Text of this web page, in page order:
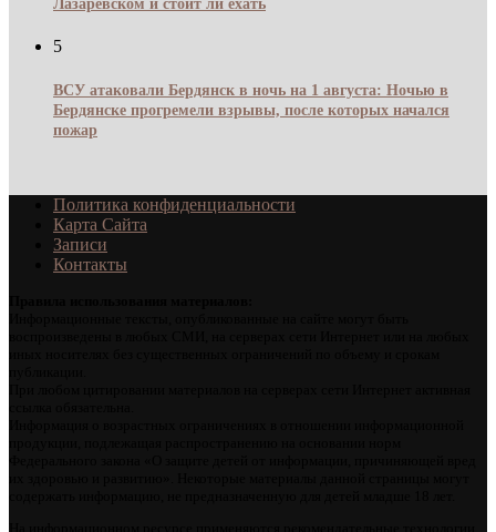
Лазаревском и стоит ли ехать
5
ВСУ атаковали Бердянск в ночь на 1 августа: Ночью в
Бердянске прогремели взрывы, после которых начался
пожар
Политика конфиденциальности
Карта Сайта
Записи
Контакты